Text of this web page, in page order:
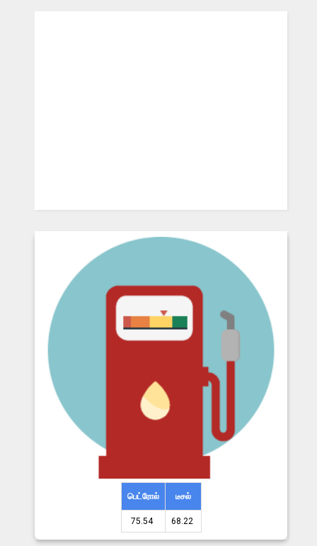
பெட்ரோல் டீசல்
75.54 ₹ 68.22 ₹